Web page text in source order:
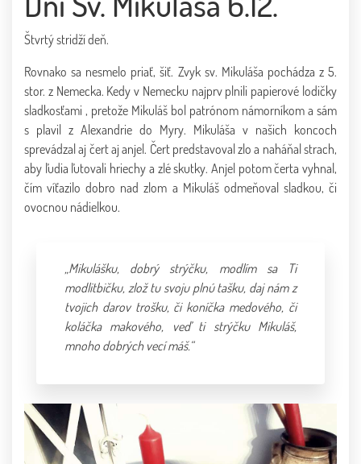
Štvrtý stridží deň.
Rovnako sa nesmelo priať, šiť. Zvyk sv. Mikuláša pochádza z 5.
stor. z Nemecka. Kedy v Nemecku najprv plnili papierové lodičky
sladkosťami , pretože Mikuláš bol patrónom námorníkom a sám
s plavil z Alexandrie do Myry. Mikuláša v našich koncoch
sprevádzal aj čert aj anjel. Čert predstavoval zlo a naháňal strach,
aby ľudia ľutovali hriechy a zlé skutky. Anjel potom čerta vyhnal,
čím víťazilo dobro nad zlom a Mikuláš odmeňoval sladkou, či
ovocnou nádielkou.
„Mikulášku, dobrý strýčku, modlím sa Ti
modlitbičku, zlož tu svoju plnú tašku, daj nám z
tvojich darov trošku, či koníčka medového, či
koláčka makového, veď ti strýčku Mikuláš,
mnoho dobrých vecí máš.“